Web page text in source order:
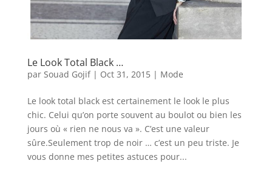
Le Look Total Black …
par Souad Gojif| Oct 31, 2015| Mode
Le look total black est certainement le look le plus
chic. Celui qu’on porte souvent au boulot ou bien les
jours où « rien ne nous va ». C’est une valeur
sûre.Seulement trop de noir … c’est un peu triste. Je
vous donne mes petites astuces pour...